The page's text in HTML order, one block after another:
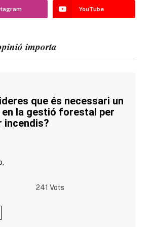
YouTube
importa
que és necessari un
en la gestió forestal per
incendis?
241 Vots